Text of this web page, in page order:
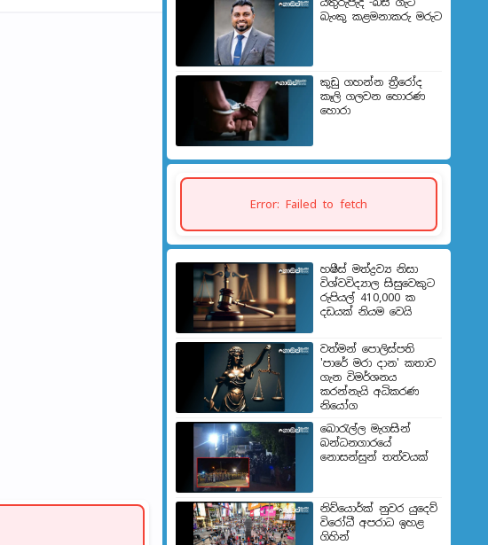
බැංකු කළමනාකරු මරුට
කුඩු ගහන්න ත්‍රීරෝද
කෑලි ගලවන හොරණ
හොරා
Error: Failed to fetch
හෂීස් මත්ද්‍රව්‍ය නිසා
විශ්වවිද්‍යාල සිසුවෙකුට
රුපියල් 410,000 ක
දඩයක් නියම වෙයි
වත්මන් පොලිස්පති
'පාරේ මරා දාන' කතාව
ගැන විමර්ශනය
කරන්නැයි අධිකරණ
නියෝග
බොරැල්ල මැගසින්
බන්ධනගාරයේ
නොසන්සුන් තත්වයක්
නිව්යොර්ක් නුවර යුදෙව්
විරෝධී අපරාධ ඉහළ
ගිහින්